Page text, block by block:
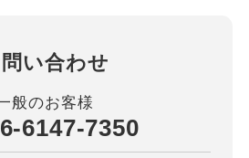
い合わせ
般のお客様
6147-7350